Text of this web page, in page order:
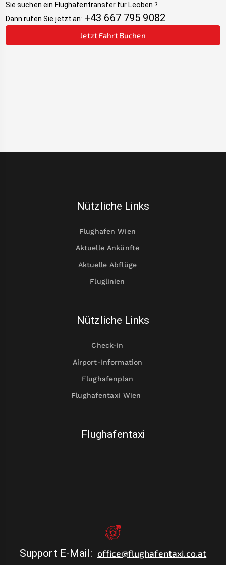
Sie suchen ein Flughafentransfer für Leoben ?
Dann rufen Sie jetzt an: +43 667 795 9082
Jetzt Fahrt Buchen
Nützliche Links
Flughafen Wien
Aktuelle Ankünfte
Aktuelle Abflüge
Fluglinien
Nützliche Links
Check-in
Airport-Information
Flughafenplan
Flughafentaxi Wien
Flughafentaxi
Support E-Mail: office@flughafentaxi.co.at